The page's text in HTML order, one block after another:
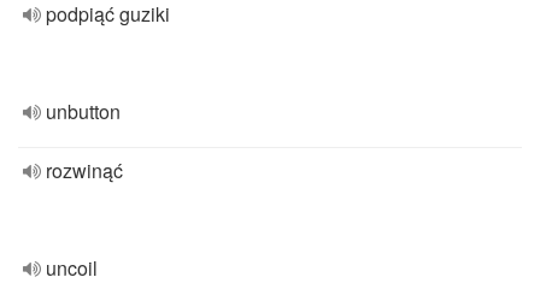
podpiąć guziki
unbutton
rozwinąć
uncoil